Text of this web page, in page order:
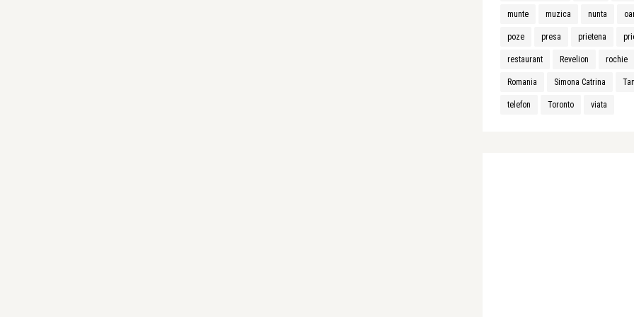
munte muzica nunta
poze presa prietena
restaurant Revelion rochie
Romania Simona Catrina
telefon Toronto viata